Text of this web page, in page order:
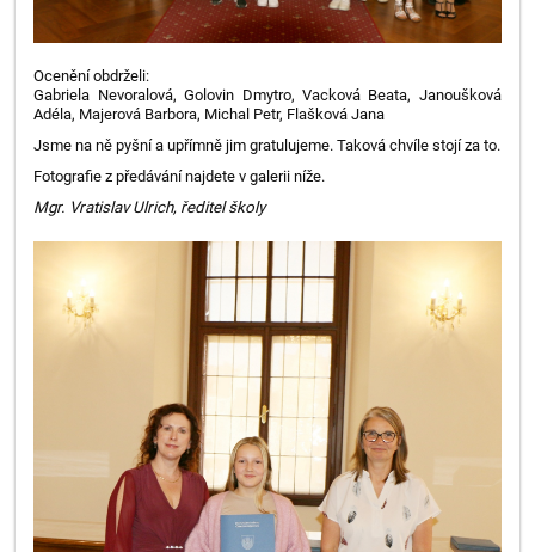
Ocenění obdrželi:
Gabriela Nevoralová, Golovin Dmytro, Vacková Beata, Janoušková
Adéla, Majerová Barbora, Michal Petr, Flašková Jana
Jsme na ně pyšní a upřímně jim gratulujeme. Taková chvíle stojí za to.
Fotografie z předávání najdete v galerii níže.
Mgr. Vratislav Ulrich, ředitel školy